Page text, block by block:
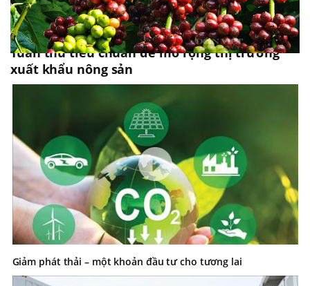
Tuân thủ tiêu chuẩn để mở rộng thị trường
xuất khẩu nông sản
Giảm phát thải – một khoản đầu tư cho tương lai